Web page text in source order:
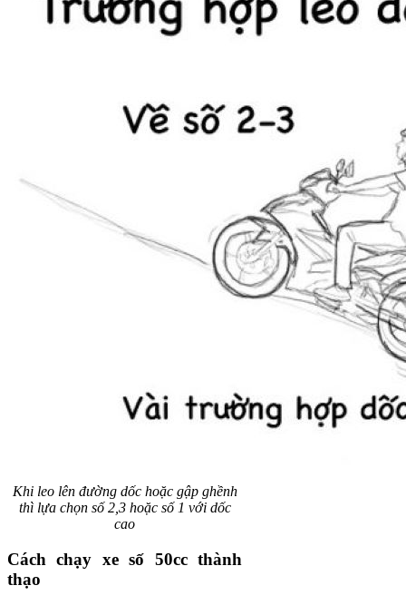
Khi leo lên đường dốc hoặc gập ghềnh
thì lựa chọn số 2,3 hoặc số 1 với dốc
cao
Cách chạy xe số 50cc thành
thạo